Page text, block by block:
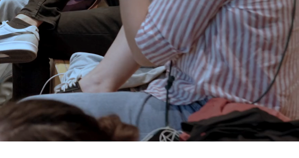
Servizi e accessibilità
Contatti
Biglietti